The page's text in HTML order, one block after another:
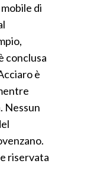
di
conclusa
è
Nessun
riservata